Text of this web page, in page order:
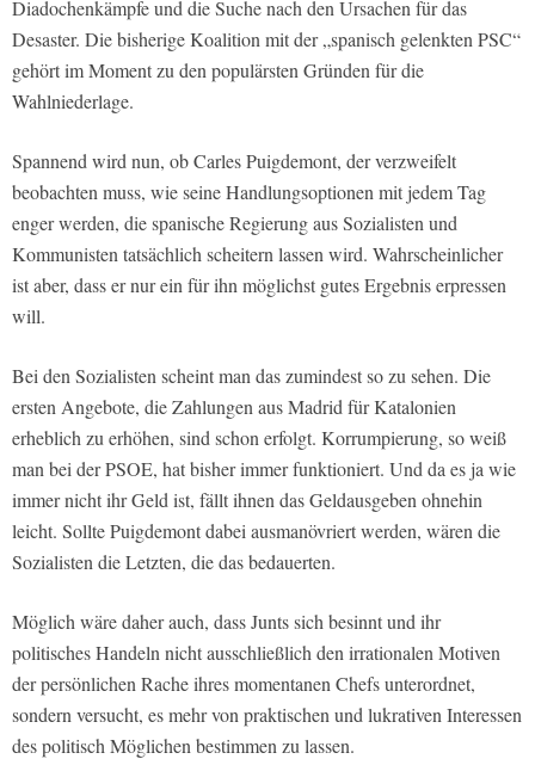
Diadochenkämpfe und die Suche nach den Ursachen für das
Desaster. Die bisherige Koalition mit der „spanisch gelenkten PSC“
gehört im Moment zu den populärsten Gründen für die
Wahlniederlage.
Spannend wird nun, ob Carles Puigdemont, der verzweifelt
beobachten muss, wie seine Handlungsoptionen mit jedem Tag
enger werden, die spanische Regierung aus Sozialisten und
Kommunisten tatsächlich scheitern lassen wird. Wahrscheinlicher
ist aber, dass er nur ein für ihn möglichst gutes Ergebnis erpressen
will.
Bei den Sozialisten scheint man das zumindest so zu sehen. Die
ersten Angebote, die Zahlungen aus Madrid für Katalonien
erheblich zu erhöhen, sind schon erfolgt. Korrumpierung, so weiß
man bei der PSOE, hat bisher immer funktioniert. Und da es ja wie
immer nicht ihr Geld ist, fällt ihnen das Geldausgeben ohnehin
leicht. Sollte Puigdemont dabei ausmanövriert werden, wären die
Sozialisten die Letzten, die das bedauerten.
Möglich wäre daher auch, dass Junts sich besinnt und ihr
politisches Handeln nicht ausschließlich den irrationalen Motiven
der persönlichen Rache ihres momentanen Chefs unterordnet,
sondern versucht, es mehr von praktischen und lukrativen Interessen
des politisch Möglichen bestimmen zu lassen.